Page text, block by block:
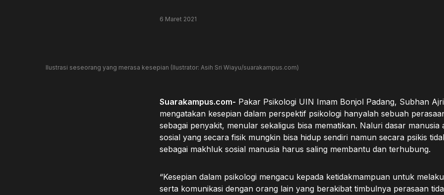
6 Maret 2021
Ilustrasi seseorang yang merasa kesepian (Ilustrator: Asih Sri Wiayu/suarakampus.com)
Suarakampus.com- Pakar Psikologi UIN Imam Bonjol Padang, Subhan
mengatakan kesepian dalam perspektif psikologi hanyalah sebuah
sebagai penyakit, menular sekaligus bisa mematikan. Naluri dasar manusia
sosial yang secara fisik mungkin bisa hidup sendiri namun secara psikis
sebagai makhluk sosial manusia harus saling membantu dan terhubung.
“Kesepian dalam psikologi mengacu kepada ketidakmampuan untuk
serta komunikasi dengan orang lain yang berakibat timbulnya perasaan